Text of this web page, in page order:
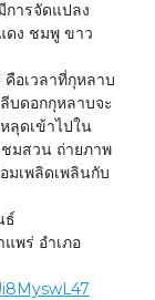
การจัดแปลง
ดง ชมพู ขาว
คือเวลาที่กุหลาบ
บดอกกุหลาบจะ
ลุดเข้าไปใน
มสวน ถ่ายภาพ
เพลิดเพลินกับ
ธ์
พร่ อำเภอ